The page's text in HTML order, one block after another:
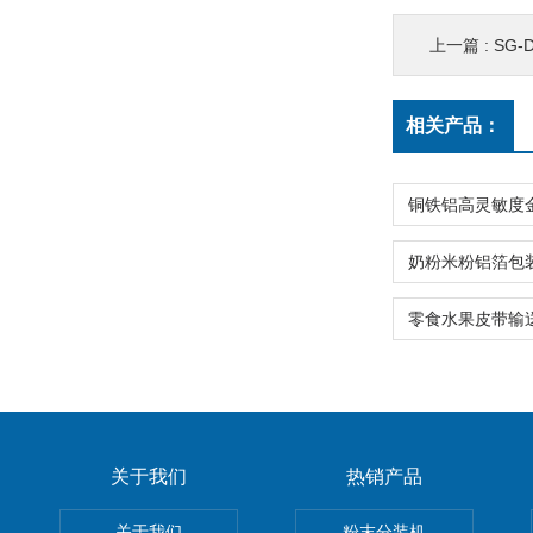
上一篇 : SG-
相关产品：
关于我们 热销产品